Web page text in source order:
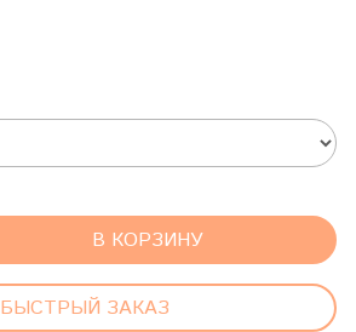
В КОРЗИНУ
БЫСТРЫЙ ЗАКАЗ